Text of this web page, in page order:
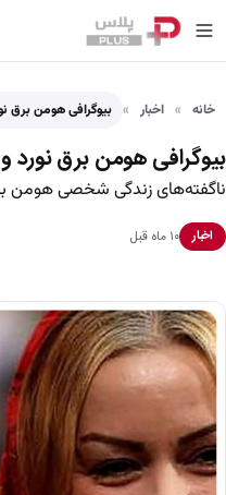
خانه اخبار بیوگرافی هومن برق
بیوگرافی هومن برق
ناگفته‌های زندگی شخصی هومن
اخبار ۱۰ ماه قبل